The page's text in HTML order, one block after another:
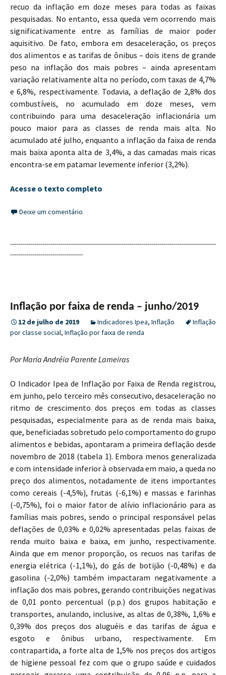
recuo da inflação em doze meses para todas as faixas
pesquisadas. No entanto, essa queda vem ocorrendo mais
significativamente entre as famílias de maior poder
aquisitivo. De fato, embora em desaceleração, os preços
dos alimentos e as tarifas de ônibus – dois itens de grande
peso na inflação dos mais pobres – ainda apresentam
variação relativamente alta no período, com taxas de 4,7%
e 6,8%, respectivamente. Todavia, a deflação de 2,8% dos
combustíveis, no acumulado em doze meses, vem
contribuindo para uma desaceleração inflacionária um
pouco maior para as classes de renda mais alta. No
acumulado até julho, enquanto a inflação da faixa de renda
mais baixa aponta alta de 3,4%, a das camadas mais ricas
encontra-se em patamar levemente inferior (3,2%).
Acesse o texto completo
Deixe um comentário
------------------------------------------------------------------------------------------------------
------------------------------------
Inflação por faixa de renda – junho/2019
12 de julho de 2019 Indicadores Ipea, Inflação
Inflação
por classe social, Inflação por faixa de renda
Por Maria Andréia Parente Lameiras
O Indicador Ipea de Inflação por Faixa de Renda registrou,
em junho, pelo terceiro mês consecutivo, desaceleração no
ritmo de crescimento dos preços em todas as classes
pesquisadas, especialmente para as de renda mais baixa,
que, beneficiadas sobretudo pelo comportamento do grupo
alimentos e bebidas, apontaram a primeira deflação desde
novembro de 2018 (tabela 1). Embora menos generalizada
e com intensidade inferior à observada em maio, a queda no
preço dos alimentos, notadamente de itens importantes
como cereais (-4,5%), frutas (-6,1%) e massas e farinhas
(-0,75%), foi o maior fator de alívio inflacionário para as
famílias mais pobres, sendo o principal responsável pelas
deflações de 0,03% e 0,02% apresentadas pelas faixas de
renda muito baixa e baixa, em junho, respectivamente.
Ainda que em menor proporção, os recuos nas tarifas de
energia elétrica (-1,1%), do gás de botijão (-0,48%) e da
gasolina (-2,0%) também impactaram negativamente a
inflação dos mais pobres, gerando contribuições negativas
de 0,01 ponto percentual (p.p.) dos grupos habitação e
transportes, anulando, inclusive, as altas de 0,38%, 1,6% e
0,39% dos preços dos aluguéis e das tarifas de água e
esgoto e ônibus urbano, respectivamente. Em
contrapartida, a forte alta de 1,5% nos preços dos artigos
de higiene pessoal fez com que o grupo saúde e cuidados